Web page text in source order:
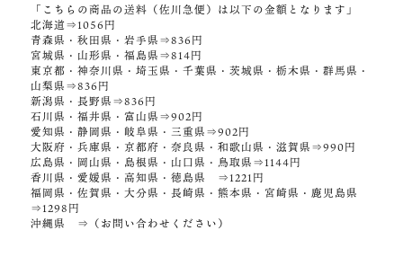
「こちらの商品の送料（佐川急便）は以下の金額となります」
北海道⇒1056円
青森県・秋田県・岩手県⇒836円
宮城県・山形県・福島県⇒814円
東京都・神奈川県・埼玉県・千葉県・茨城県・栃木県・群馬県・
山梨県⇒836円
新潟県・長野県⇒836円
石川県・福井県・富山県⇒902円
愛知県・静岡県・岐阜県・三重県⇒902円
大阪府・兵庫県・京都府・奈良県・和歌山県・滋賀県⇒990円
広島県・岡山県・島根県・山口県・鳥取県⇒1144円
香川県・愛媛県・高知県・徳島県 ⇒1221円
福岡県・佐賀県・大分県・長崎県・熊本県・宮崎県・鹿児島県
⇒1298円
沖縄県 ⇒（お問い合わせください）